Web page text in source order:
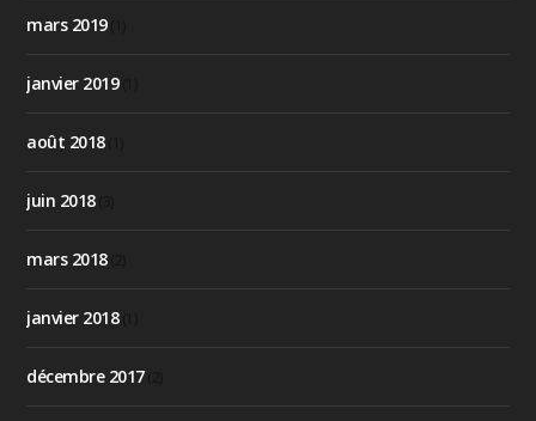
mars 2019(1)
janvier 2019(1)
août 2018(1)
juin 2018(3)
mars 2018(2)
janvier 2018(1)
décembre 2017(2)